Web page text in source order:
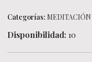
Categorías: MEDITACIÓN
Disponibilidad: 10